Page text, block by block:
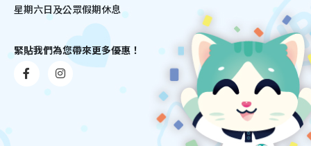
星期六日及公眾假期休息
緊貼我們為您帶來更多優惠！